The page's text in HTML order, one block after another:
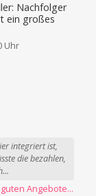
Nachfolger
ein großes
Uhr
integriert ist,
die bezahlen,
→ Microsoft 365 Family: Sind die guten Angebote vorbei?